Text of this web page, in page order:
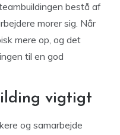
bestå af
morer sig. Når
mere op, og det
til en god
vigtigt
og samarbejde